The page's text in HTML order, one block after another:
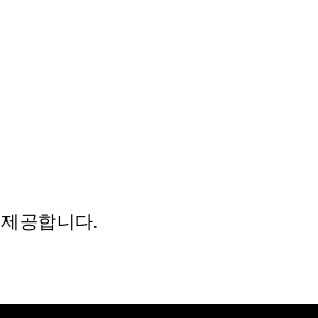
공합니다.